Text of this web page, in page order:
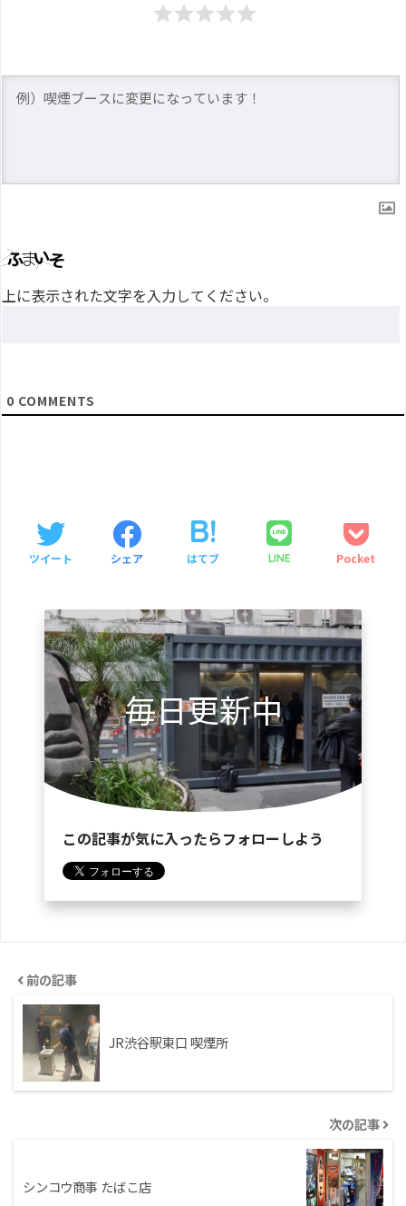
上に表示された文字を入力してください。
0 COMMENTS
ツイート シェア はてブ LINE Pocket
毎日更新中
この記事が気に入ったらフォローしよう
前の記事
JR渋谷駅東口 喫煙所
次の記事
シンコウ商事 たばこ店